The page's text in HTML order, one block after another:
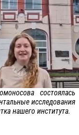
состоялась
исследования
нашего института.